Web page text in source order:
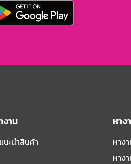
งาน
ะนําสินค้า
หาง
หาง
หาง